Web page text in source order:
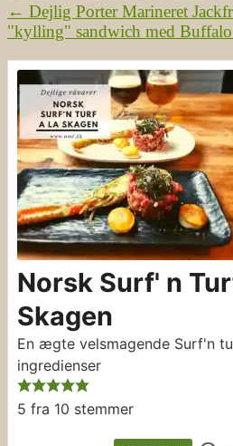
← Dejlig Porter Marineret
"kylling" sandwich med Buffalo
Norsk Surf' n
Skagen
En ægte velsmagende Surf'n
ingredienser
5 fra 10 stemmer